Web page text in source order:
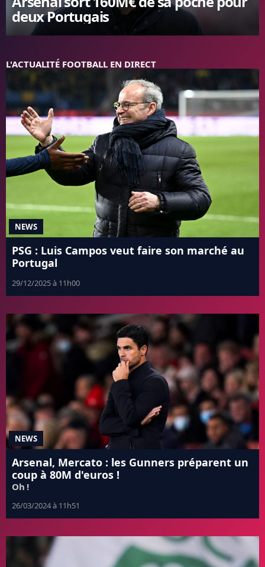
FC BARCELONE
MANCHESTER UNITED
BAYERN
L'AVIS DE LA RÉDAC'
deux Portugais
L'ACTUALITÉ FOOTBALL EN DIRECT
NEWS
PSG : Luis Campos veut faire son marché au
Portugal
29/12/2025 à 11h00
NEWS
Arsenal, Mercato : les Gunners préparent un
coup à 80M d'euros !
Oh !
26/03/2024 à 11h51